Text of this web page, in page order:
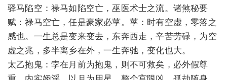
驿马陷空：禄马如陷空亡，巫医术士之流。诸煞秘要
赋：禄马空亡，任是豪家必莩。莩：时有空虚，零落之
感也。一生总是变来变去，东奔西走，辛苦劳碌，为空
虚之兆，多半离乡在外，一生奔驰，变化也大。
太乙抱鬼：孛在月前为抱鬼，则不可救矣，必外假尊